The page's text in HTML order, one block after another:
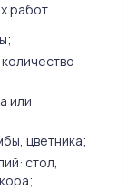
работ.
или
цветника;
стол,